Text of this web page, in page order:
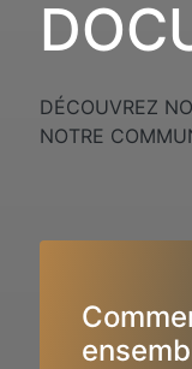
DÉCOUVREZ
NOTRE